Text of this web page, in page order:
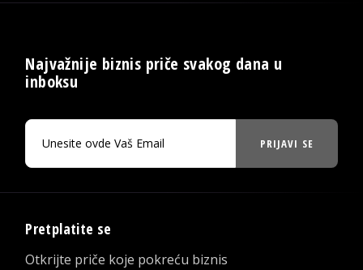
Najvažnije biznis priče svakog dana u
inboksu
PRIJAVI SE
Pretplatite se
Otkrijte priče koje pokreću biznis